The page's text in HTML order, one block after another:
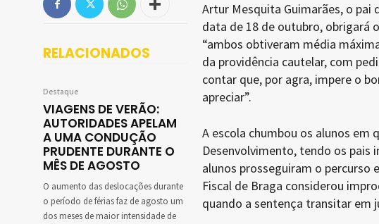
RELACIONADOS
Destaque
VIAGENS DE VERÃO:
AUTORIDADES APELAM
A UMA CONDUÇÃO
PRUDENTE DURANTE O
MÊS DE AGOSTO
O aumento das deslocações durante
o período de férias faz de agosto um
dos meses de maior intensidade de
Artur Mesquita Guimarães, o pai
data de 18 de outubro, obrigará
“ambos obtiveram média
da providência cautelar, com
contar que, por agra, impere o
apreciar”.
A escola chumbou os alunos em
Desenvolvimento, tendo os
alunos prosseguiram o
Fiscal de Braga considerou
quando a sentença transitar em